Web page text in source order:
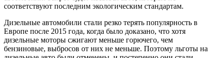
соответствуют последним экологическим стандартам.
Дизельные автомобили стали резко терять популярность в
Европе после 2015 года, когда было доказано, что хотя
дизельные моторы сжигают меньше горючего, чем
бензиновые, выбросов от них не меньше. Поэтому льготы на